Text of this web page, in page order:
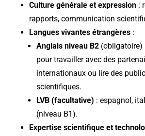
Culture générale et expression :
rapports, communication
Langues vivantes étrangères :
Anglais niveau B2 (obligatoire)
pour travailler avec des
internationaux ou lire des
scientifiques.
LVB (facultative) : espagnol,
(niveau B1).
Expertise scientifique et